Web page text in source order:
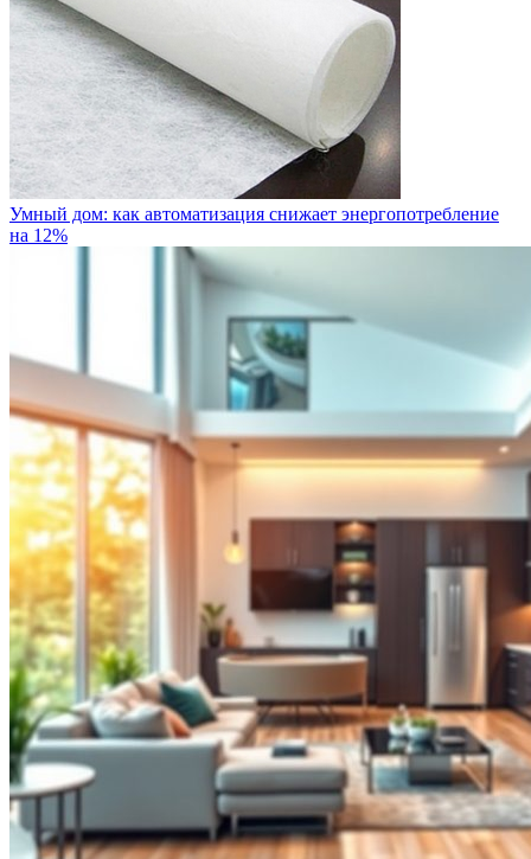
Умный дом: как автоматизация снижает энергопотребление
на 12%